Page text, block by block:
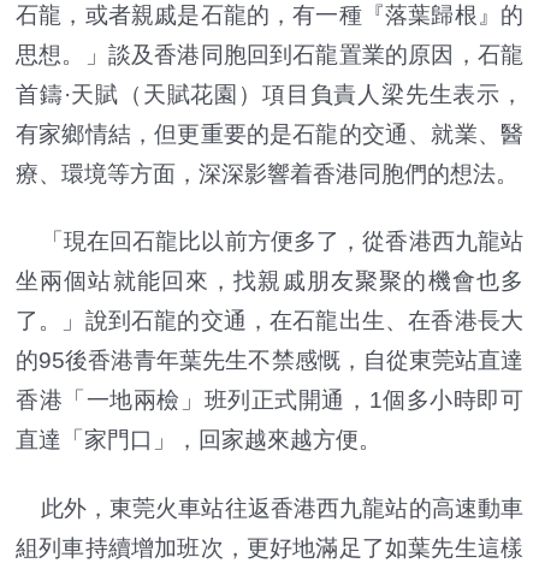
石龍，或者親戚是石龍的，有一種『落葉歸根』的
思想。」談及香港同胞回到石龍置業的原因，石龍
首鑄·天賦（天賦花園）項目負責人梁先生表示，
有家鄉情結，但更重要的是石龍的交通、就業、醫
療、環境等方面，深深影響着香港同胞們的想法。
「現在回石龍比以前方便多了，從香港西九龍站
坐兩個站就能回來，找親戚朋友聚聚的機會也多
了。」說到石龍的交通，在石龍出生、在香港長大
的95後香港青年葉先生不禁感慨，自從東莞站直達
香港「一地兩檢」班列正式開通，1個多小時即可
直達「家門口」，回家越來越方便。
此外，東莞火車站往返香港西九龍站的高速動車
組列車持續增加班次，更好地滿足了如葉先生這樣